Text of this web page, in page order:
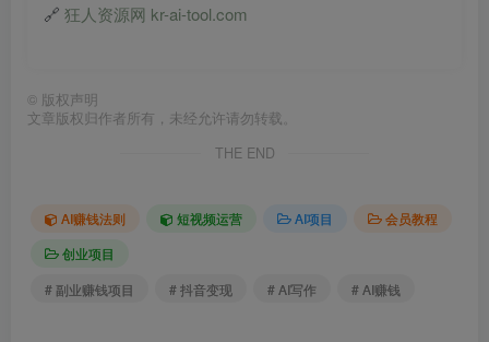
🔗 狂人资源网 kr-ai-tool.com
© 版权声明
文章版权归作者所有，未经允许请勿转载。
THE END
AI赚钱法则 短视频运营 AI项目
会员教程
创业项目
# 副业赚钱项目
# 抖音变现 # AI写作 # AI赚钱